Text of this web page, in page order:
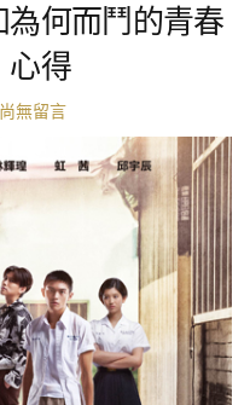
為何而鬥的青春
心得
尚無留言